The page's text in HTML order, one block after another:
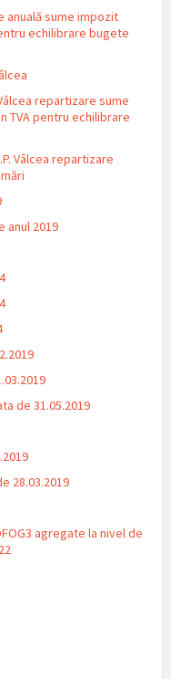
anuală sume impozit
echilibrare bugete
repartizare sume
TVA pentru echilibrare
Vâlcea repartizare
anul 2019
de 31.05.2019
28.03.2019
agregate la nivel de